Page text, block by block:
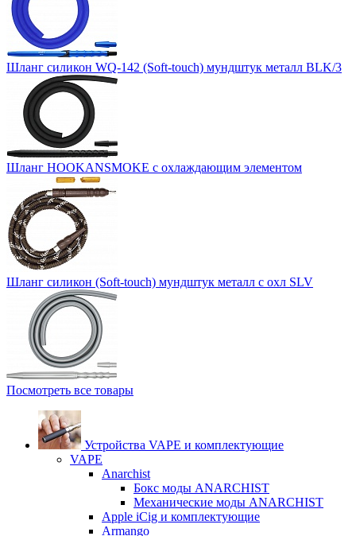
Шланг силикон WQ-142 (Soft-touch) мундштук металл BLK/3
Шланг HOOKANSMOKE с охлаждающим элементом
Шланг силикон (Soft-touch) мундштук металл с охл SLV
Посмотреть все товары
Устройства VAPE и комплектующие
VAPE
Anarchist
Бокс моды ANARCHIST
Механические моды ANARCHIST
Apple iCig и комплектующие
Armango